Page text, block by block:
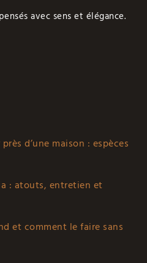
avec sens et élégance.
d’une maison : espèces
: atouts, entretien et
et comment le faire sans